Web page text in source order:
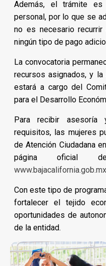
Además, el trámite es
personal, por lo que se
no es necesario
ningún tipo de pago
La convocatoria
recursos asignados, y
estará a cargo del
para el Desarrollo
Para recibir
requisitos, las mujeres
de Atención Ciudadana
página oficial
Con este tipo de
fortalecer el tejido
oportunidades de
de la entidad.